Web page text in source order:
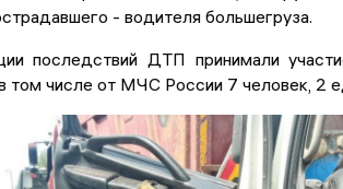
- водителя большегруза.
последствий ДТП принимали
том числе от МЧС России 7 человек, 2